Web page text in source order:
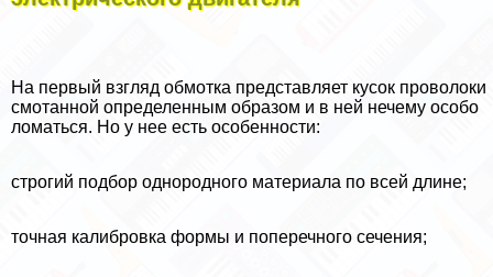
На первый взгляд обмотка представляет кусок проволоки
смотанной определенным образом и в ней нечему особо
ломаться. Но у нее есть особенности:
строгий подбор однородного материала по всей длине;
точная калибровка формы и поперечного сечения;